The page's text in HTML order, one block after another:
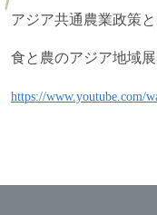
アジア共通農業政策
食と農のアジア地域展
https://www.youtube.com/